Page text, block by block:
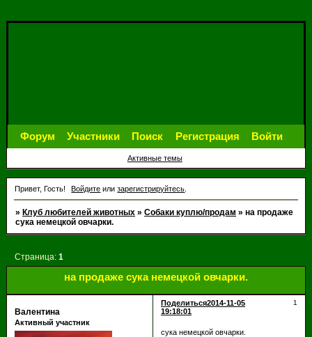
Форум Участники Поиск Регистрация Войти
Активные темы
Привет, Гость! Войдите илизарегистрируйтесь
»Клуб любителей животных »Собаки куплю/продам »на продаже
сука немецкой овчарки.
на продаже сука немецкой овчарки.
Страница:1
Поделиться 1
2014-11-05
19:18:01
Валентина
Активный участник
сука немецкой овчарки.